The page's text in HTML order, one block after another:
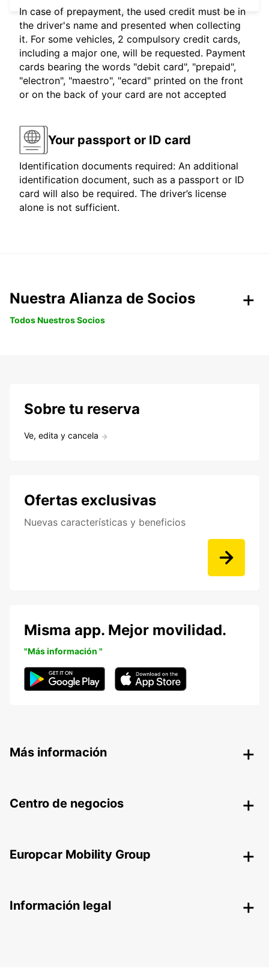
In case of prepayment, the used credit must be in
the driver's name and presented when collecting
it. For some vehicles, 2 compulsory credit cards,
including a major one, will be requested. Payment
cards bearing the words "debit card", "prepaid",
"electron", "maestro", "ecard" printed on the front
or on the back of your card are not accepted
Your passport or ID card
Identification documents required: An additional
identification document, such as a passport or ID
card will also be required. The driver’s license
alone is not sufficient.
Nuestra Alianza de Socios
Todos Nuestros Socios
Sobre tu reserva
Ve, edita y cancela
Ofertas exclusivas
Nuevas características y beneficios
Misma app. Mejor movilidad.
"Más información "
Más información
Centro de negocios
Europcar Mobility Group
Información legal